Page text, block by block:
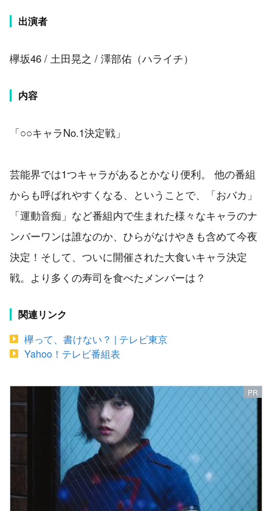
出演者
欅坂46 / 土田晃之 / 澤部佑（ハライチ）
内容
「○○キャラNo.1決定戦」
芸能界では1つキャラがあるとかなり便利。 他の番組
からも呼ばれやすくなる、ということで、「おバカ」
「運動音痴」など番組内で生まれた様々なキャラのナ
ンバーワンは誰なのか、ひらがなけやきも含めて今夜
決定！そして、ついに開催された大食いキャラ決定
戦。より多くの寿司を食べたメンバーは？
関連リンク
欅って、書けない？ | テレビ東京
Yahoo！テレビ番組表